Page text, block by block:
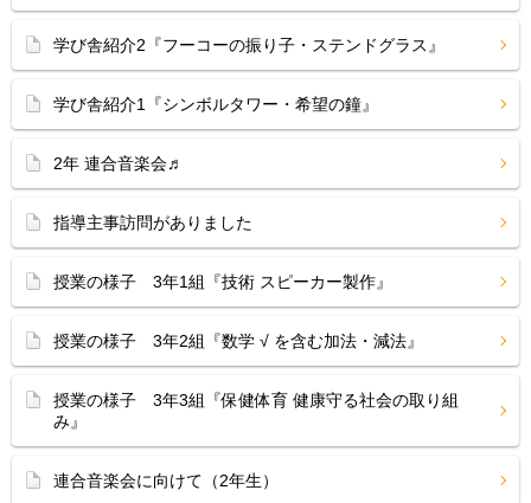
学び舎紹介2『フーコーの振り子・ステンドグラス』
学び舎紹介1『シンボルタワー・希望の鐘』
2年 連合音楽会♬
指導主事訪問がありました
授業の様子 3年1組『技術 スピーカー製作』
授業の様子 3年2組『数学 √ を含む加法・減法』
授業の様子 3年3組『保健体育 健康守る社会の取り組
み』
連合音楽会に向けて（2年生）